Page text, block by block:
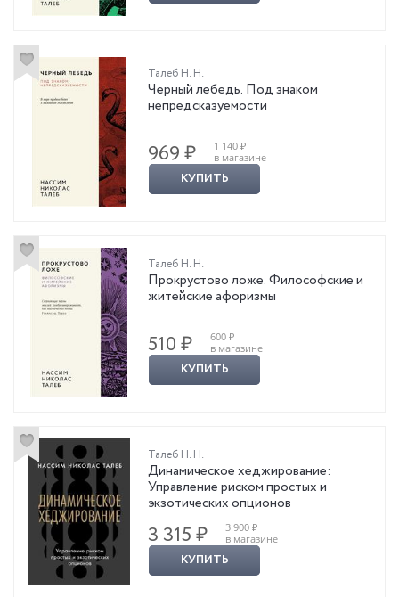
Талеб Н. Н.
Черный лебедь. Под знаком
непредсказуемости
969 ₽
1 140 ₽
в магазине
КУПИТЬ
Талеб Н. Н.
Прокрустово ложе. Философские и
житейские афоризмы
510 ₽
600 ₽
в магазине
КУПИТЬ
Талеб Н. Н.
Динамическое хеджирование:
Управление риском простых и
экзотических опционов
3 315 ₽
3 900 ₽
в магазине
КУПИТЬ